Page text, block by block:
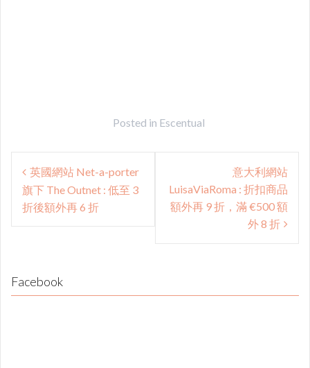
Posted in Escentual
Post
navigation
英國網站 Net-a-porter
旗下 The Outnet : 低至 3
折後額外再 6 折
意大利網站
LuisaViaRoma : 折扣商品
額外再 9 折，滿 €500 額
外 8 折
Facebook